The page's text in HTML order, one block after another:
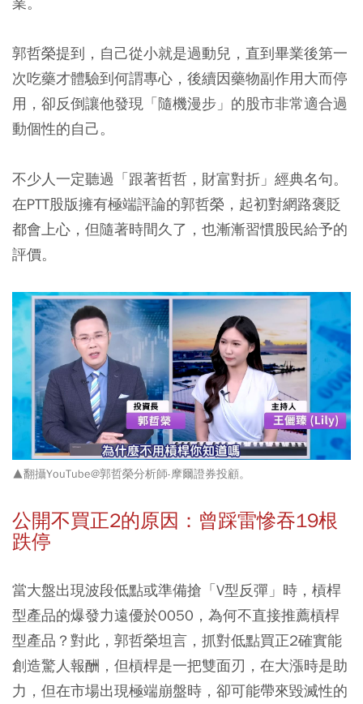
郭哲榮提到，自己從小就是過動兒，直到畢業後第一
次吃藥才體驗到何謂專心，後續因藥物副作用大而停
用，卻反倒讓他發現「隨機漫步」的股市非常適合過
動個性的自己。
不少人一定聽過「跟著哲哲，財富對折」經典名句。
在PTT股版擁有極端評論的郭哲榮，起初對網路褒貶
都會上心，但隨著時間久了，也漸漸習慣股民給予的
評價。
▲翻攝YouTube@郭哲榮分析師-摩爾證券投顧。
公開不買正2的原因：曾踩雷慘吞19根
跌停
當大盤出現波段低點或準備搶「V型反彈」時，槓桿
型產品的爆發力遠優於0050，為何不直接推薦槓桿
型產品？對此，郭哲榮坦言，抓對低點買正2確實能
創造驚人報酬，但槓桿是一把雙面刃，在大漲時是助
力，但在市場出現極端崩盤時，卻可能帶來毀滅性的